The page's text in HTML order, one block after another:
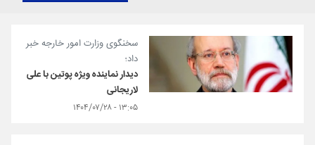
سخنگوی وزارت امور خارجه خبر
داد؛
دیدار نماینده ویژه پوتین با علی
لاریجانی
۱۳:۰۵ - ۱۴۰۴/۰۷/۲۸